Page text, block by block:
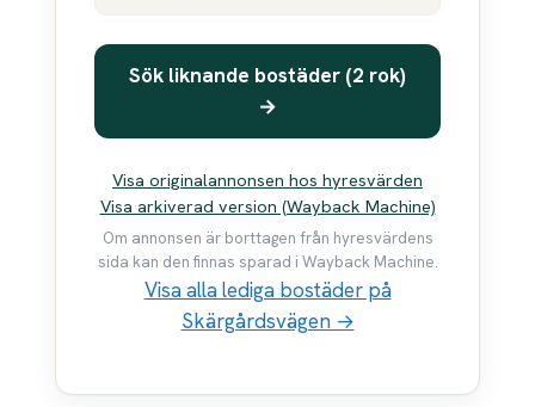
Sök liknande bostäder (2 rok)
→
Visa originalannonsen hos hyresvärden
Visa arkiverad version (Wayback Machine)
Om annonsen är borttagen från hyresvärdens
sida kan den finnas sparad i Wayback Machine.
Visa alla lediga bostäder på
Skärgårdsvägen →